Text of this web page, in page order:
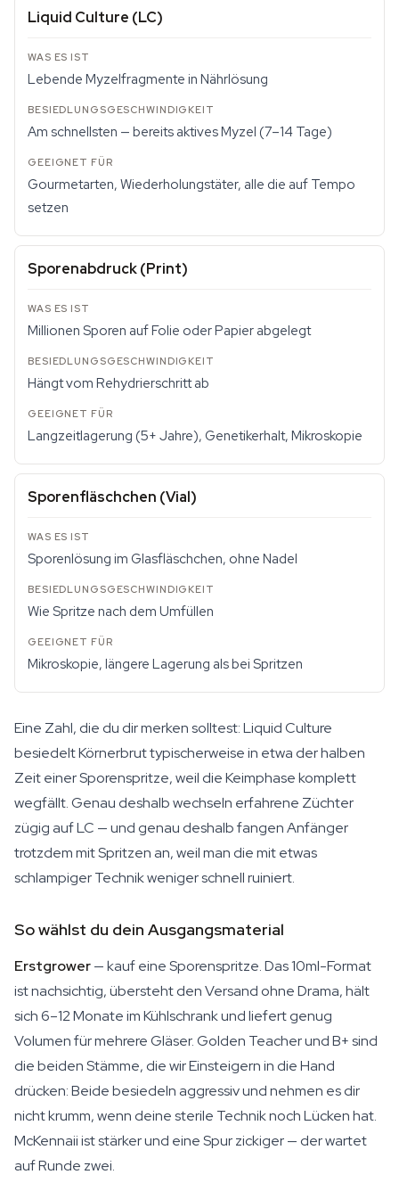
Liquid Culture (LC)
Lebende Myzelfragmente in Nährlösung
Am schnellsten — bereits aktives Myzel (7–14 Tage)
Gourmetarten, Wiederholungstäter, alle die auf Tempo
setzen
Sporenabdruck (Print)
Millionen Sporen auf Folie oder Papier abgelegt
Hängt vom Rehydrierschritt ab
Langzeitlagerung (5+ Jahre), Genetikerhalt, Mikroskopie
Sporenfläschchen (Vial)
Sporenlösung im Glasfläschchen, ohne Nadel
Wie Spritze nach dem Umfüllen
Mikroskopie, längere Lagerung als bei Spritzen
Eine Zahl, die du dir merken solltest: Liquid Culture
besiedelt Körnerbrut typischerweise in etwa der halben
Zeit einer Sporenspritze, weil die Keimphase komplett
wegfällt. Genau deshalb wechseln erfahrene Züchter
zügig auf LC — und genau deshalb fangen Anfänger
trotzdem mit Spritzen an, weil man die mit etwas
schlampiger Technik weniger schnell ruiniert.
So wählst du dein Ausgangsmaterial
Erstgrower— kauf eine Sporenspritze. Das 10ml-Format
ist nachsichtig, übersteht den Versand ohne Drama, hält
sich 6–12 Monate im Kühlschrank und liefert genug
Volumen für mehrere Gläser. Golden Teacher und B+ sind
die beiden Stämme, die wir Einsteigern in die Hand
drücken: Beide besiedeln aggressiv und nehmen es dir
nicht krumm, wenn deine sterile Technik noch Lücken hat.
McKennaii ist stärker und eine Spur zickiger — der wartet
auf Runde zwei.